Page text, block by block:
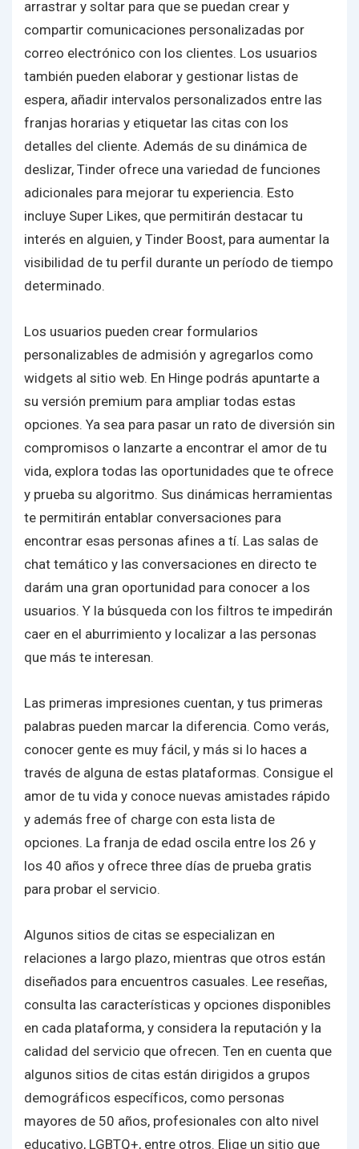
arrastrar y soltar para que se puedan crear y
compartir comunicaciones personalizadas por
correo electrónico con los clientes. Los usuarios
también pueden elaborar y gestionar listas de
espera, añadir intervalos personalizados entre las
franjas horarias y etiquetar las citas con los
detalles del cliente. Además de su dinámica de
deslizar, Tinder ofrece una variedad de funciones
adicionales para mejorar tu experiencia. Esto
incluye Super Likes, que permitirán destacar tu
interés en alguien, y Tinder Boost, para aumentar la
visibilidad de tu perfil durante un período de tiempo
determinado.
Los usuarios pueden crear formularios
personalizables de admisión y agregarlos como
widgets al sitio web. En Hinge podrás apuntarte a
su versión premium para ampliar todas estas
opciones. Ya sea para pasar un rato de diversión sin
compromisos o lanzarte a encontrar el amor de tu
vida, explora todas las oportunidades que te ofrece
y prueba su algoritmo. Sus dinámicas herramientas
te permitirán entablar conversaciones para
encontrar esas personas afines a tí. Las salas de
chat temático y las conversaciones en directo te
darám una gran oportunidad para conocer a los
usuarios. Y la búsqueda con los filtros te impedirán
caer en el aburrimiento y localizar a las personas
que más te interesan.
Las primeras impresiones cuentan, y tus primeras
palabras pueden marcar la diferencia. Como verás,
conocer gente es muy fácil, y más si lo haces a
través de alguna de estas plataformas. Consigue el
amor de tu vida y conoce nuevas amistades rápido
y además free of charge con esta lista de
opciones. La franja de edad oscila entre los 26 y
los 40 años y ofrece three días de prueba gratis
para probar el servicio.
Algunos sitios de citas se especializan en
relaciones a largo plazo, mientras que otros están
diseñados para encuentros casuales. Lee reseñas,
consulta las características y opciones disponibles
en cada plataforma, y considera la reputación y la
calidad del servicio que ofrecen. Ten en cuenta que
algunos sitios de citas están dirigidos a grupos
demográficos específicos, como personas
mayores de 50 años, profesionales con alto nivel
educativo, LGBTQ+, entre otros. Elige un sitio que